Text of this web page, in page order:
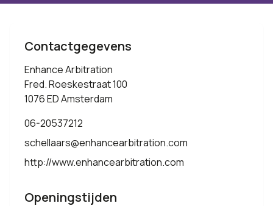
Contactgegevens
Enhance Arbitration
Fred. Roeskestraat 100
1076 ED Amsterdam
06-20537212
schellaars@enhancearbitration.com
http://www.enhancearbitration.com
Openingstijden